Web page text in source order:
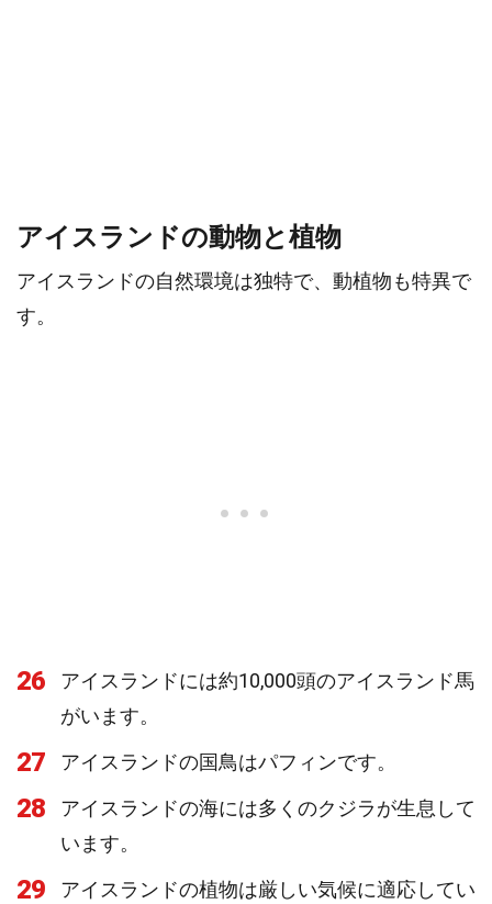
アイスランドの動物と植物
アイスランドの自然環境は独特で、動植物も特異で
す。
26
アイスランドには約10,000頭のアイスランド馬
がいます。
27 アイスランドの国鳥はパフィンです。
28
アイスランドの海には多くのクジラが生息して
います。
29 アイスランドの植物は厳しい気候に適応してい